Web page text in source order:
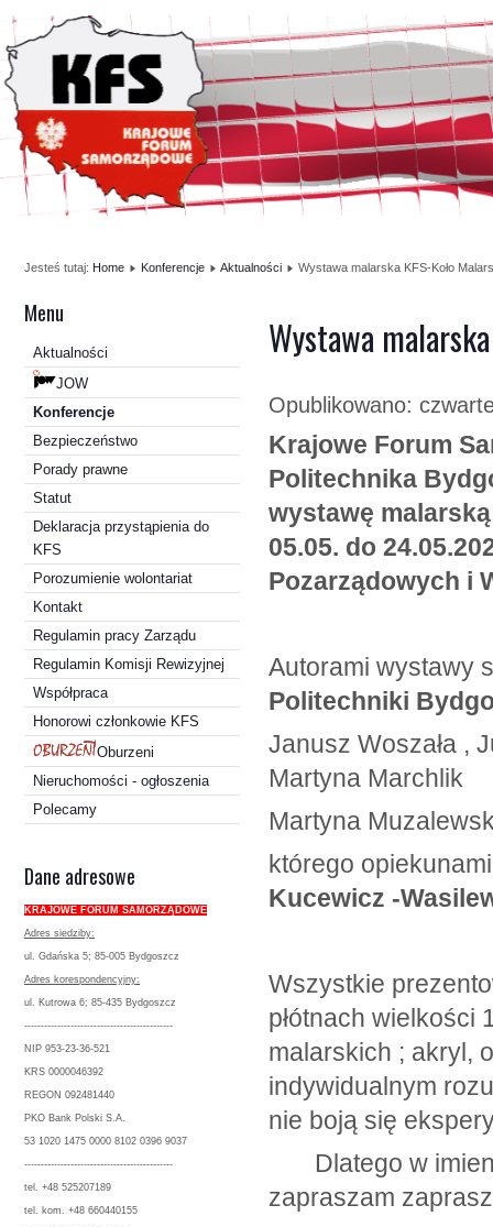
Jesteś tutaj: Home Konferencje Aktualności Wystawa malarska KFS-Koło
Menu
Aktualności
JOW
Konferencje
Bezpieczeństwo
Porady prawne
Statut
Deklaracja przystąpienia do
KFS
Porozumienie wolontariat
Kontakt
Regulamin pracy Zarządu
Regulamin Komisji Rewizyjnej
Współpraca
Honorowi członkowie KFS
Oburzeni
Nieruchomości - ogłoszenia
Polecamy
Dane adresowe
KRAJOWE FORUM SAMORZĄDOWE
Adres siedziby:
ul. Gdańska 5; 85-005 Bydgoszcz
Adres korespondencyjny:
ul. Kutrowa 6; 85-435 Bydgoszcz
---------------------------------------------
NIP 953-23-36-521
KRS 0000046392
REGON 092481440
PKO Bank Polski S.A.
53 1020 1475 0000 8102 0396 9037
---------------------------------------------
tel. +48 525207189
tel. kom. +48 660440155
Wystawa
Opublikowano:
Krajowe Forum
Politechnika
wystawę
05.05. do
Pozarządowych i
Autorami wystawy
Politechniki
Janusz Woszała ,
Martyna Marchlik
Martyna
którego
Kucewicz -
Wszystkie
płótnach wielkości
malarskich ; akryl,
indywidualnym
nie boją się
Dlatego w
zapraszam